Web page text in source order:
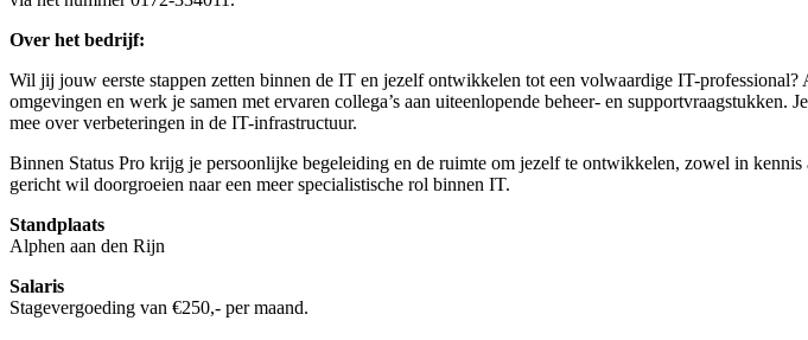
Over het bedrijf:
Wil jij jouw eerste stappen zetten binnen de IT en jezelf ontwikkelen tot een volwaardige IT-
omgevingen en werk je samen met ervaren collega’s aan uiteenlopende beheer- en
mee over verbeteringen in de IT-infrastructuur.
Binnen Status Pro krijg je persoonlijke begeleiding en de ruimte om jezelf te ontwikkelen, zowel in
gericht wil doorgroeien naar een meer specialistische rol binnen IT.
Standplaats
Alphen aan den Rijn
Salaris
Stagevergoeding van €250,- per maand.